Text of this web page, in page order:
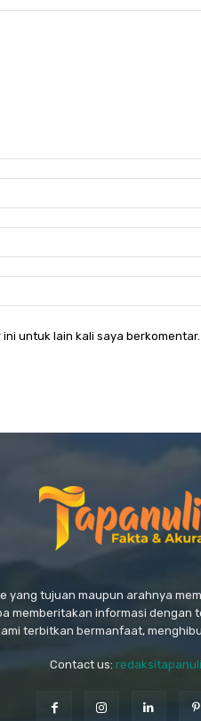
untuk lain kali saya berkomentar.
yang tujuan maupun arahnya
memberitakan informasi
terbitkan bermanfaat,
Contact us: